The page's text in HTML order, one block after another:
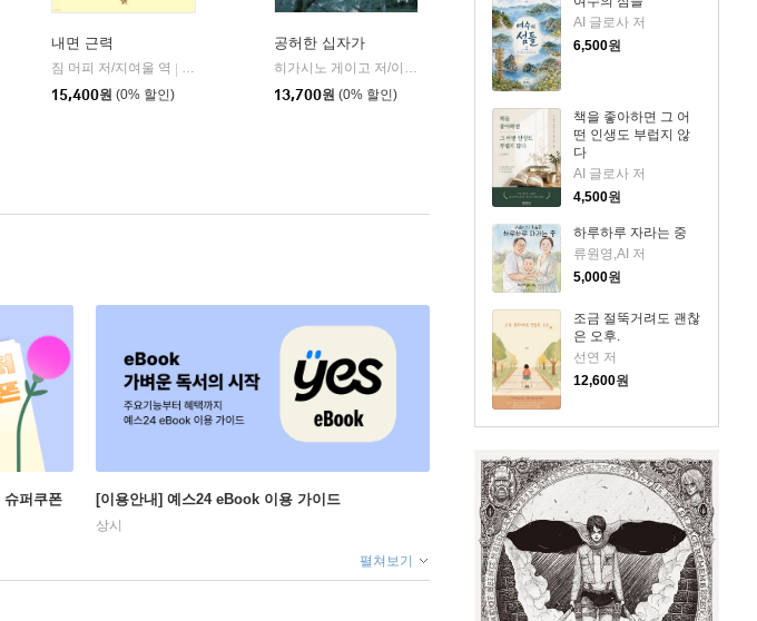
AI 글로사 저
6,500원
책을 좋아하면 그 어
떤 인생도 부럽지 않
다
AI 글로사 저
4,500원
하루하루 자라는 중
류원영,AI 저
5,000원
조금 절뚝거려도 괜찮
은 오후.
선연 저
12,600원
내면 근력
짐 머피 저/지여울 역 |
15,400원 (0% 할인)
공허한 십자가
자음과모음
13,700원 (0% 할인)
퍼쿠폰 [이용안내] 예스24 eBook 이용 가이드
상시
펼쳐보기